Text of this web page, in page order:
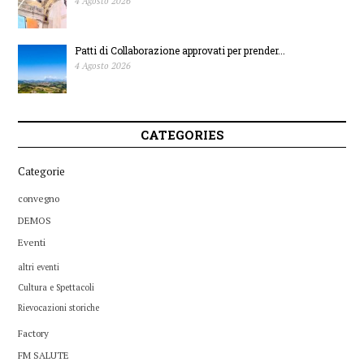
Patti di Collaborazione approvati per prender...
4 Agosto 2026
CATEGORIES
Categorie
convegno
DEMOS
Eventi
altri eventi
Cultura e Spettacoli
Rievocazioni storiche
Factory
FM SALUTE